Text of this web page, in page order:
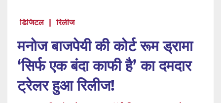
डिजिटल | रिलीज
मनोज बाजपेयी की कोर्ट रूम ड्रामा
‘सिर्फ एक बंदा काफी है’ का दमदार
ट्रेलर हुआ रिलीज!